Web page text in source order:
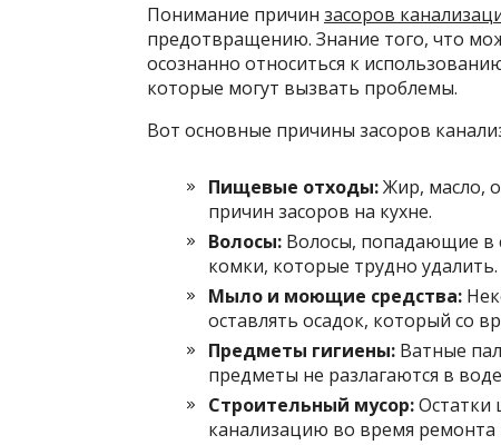
Понимание причин засоров
предотвращению. Знание того, что
осознанно относиться к
которые могут вызвать проблемы.
Вот основные причины засоров
Пищевые отходы:Жир, масло,
причин засоров на кухне.
Волосы: Волосы, попадающие в
комки, которые трудно удалить.
Мыло и моющие средства:
оставлять осадок, который со
Предметы гигиены: Ватные
предметы не разлагаются в
Строительный мусор:Остатки
канализацию во время ремонта